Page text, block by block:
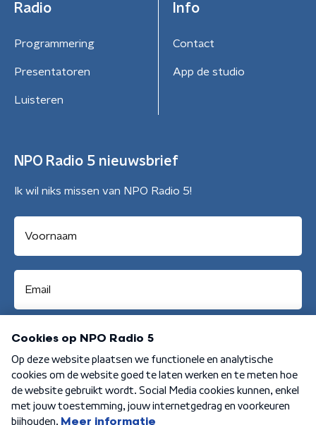
Radio
Programmering
Presentatoren
Luisteren
Info
Contact
App de studio
NPO Radio 5 nieuwsbrief
Ik wil niks missen van NPO Radio 5!
Aanmelden
Algemene voorwaarden